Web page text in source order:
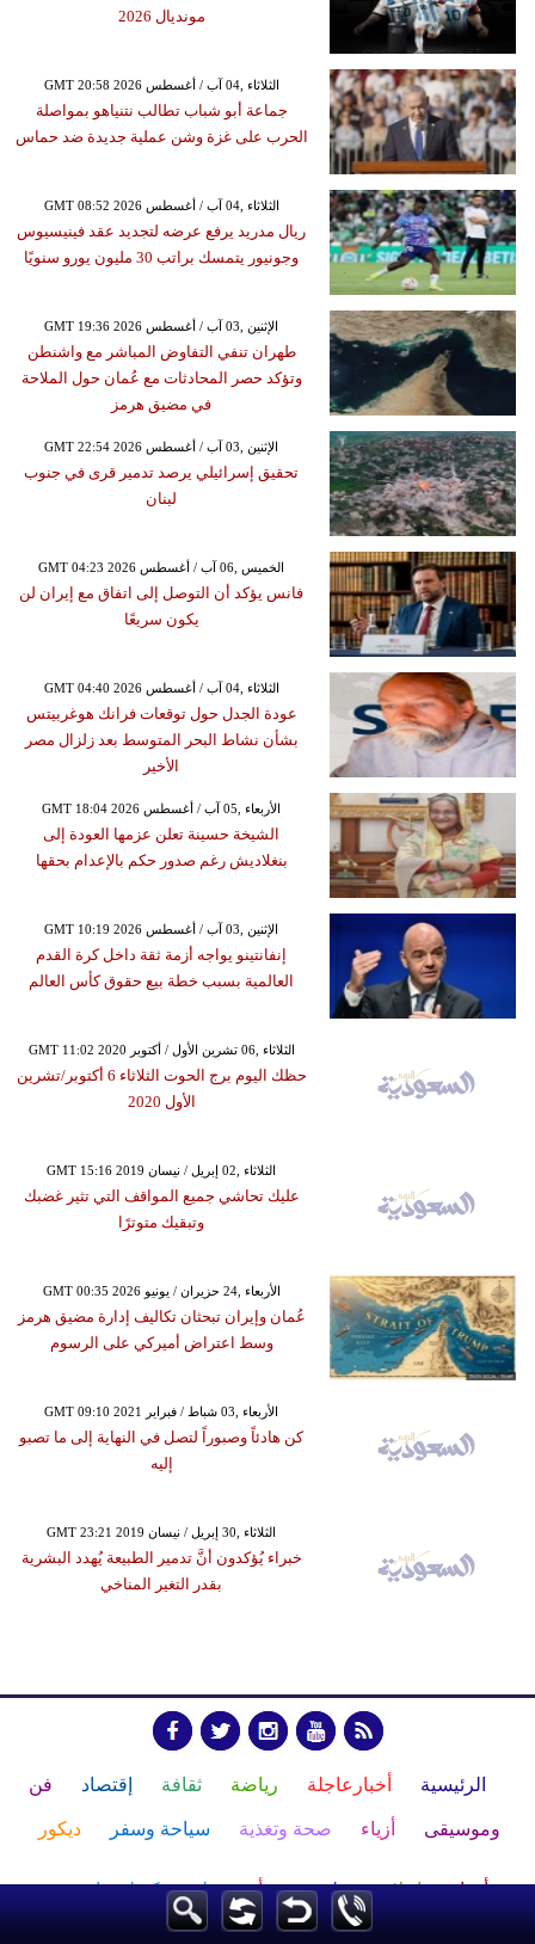
مونديال 2026
GMT 20:58 2026 الثلاثاء ,04 آب / أغسطس
جماعة أبو شباب تطالب نتنياهو بمواصلة
الحرب على غزة وشن عملية جديدة ضد حماس
GMT 08:52 2026 الثلاثاء ,04 آب / أغسطس
ريال مدريد يرفع عرضه لتجديد عقد فينيسيوس
وجونيور يتمسك براتب 30 مليون يورو سنويًا
GMT 19:36 2026 الإثنين ,03 آب / أغسطس
طهران تنفي التفاوض المباشر مع واشنطن
وتؤكد حصر المحادثات مع عُمان حول الملاحة
في مضيق هرمز
GMT 22:54 2026 الإثنين ,03 آب / أغسطس
تحقيق إسرائيلي يرصد تدمير قرى في جنوب
لبنان
GMT 04:23 2026 الخميس ,06 آب / أغسطس
فانس يؤكد أن التوصل إلى اتفاق مع إيران لن
يكون سريعًا
GMT 04:40 2026 الثلاثاء ,04 آب / أغسطس
عودة الجدل حول توقعات فرانك هوغربيتس
بشأن نشاط البحر المتوسط بعد زلزال مصر
الأخير
GMT 18:04 2026 الأربعاء ,05 آب / أغسطس
الشيخة حسينة تعلن عزمها العودة إلى
بنغلاديش رغم صدور حكم بالإعدام بحقها
GMT 10:19 2026 الإثنين ,03 آب / أغسطس
إنفانتينو يواجه أزمة ثقة داخل كرة القدم
العالمية بسبب خطة بيع حقوق كأس العالم
GMT 11:02 2020 الثلاثاء ,06 تشرين الأول / أكتوبر
حظك اليوم برج الحوت الثلاثاء 6 أكتوبر/تشرين
الأول 2020
GMT 15:16 2019 الثلاثاء ,02 إبريل / نيسان
عليك تحاشي جميع المواقف التي تثير غضبك
وتبقيك متوترًا
GMT 00:35 2026 الأربعاء ,24 حزيران / يونيو
عُمان وإيران تبحثان تكاليف إدارة مضيق هرمز
وسط اعتراض أميركي على الرسوم
GMT 09:10 2021 الأربعاء ,03 شباط / فبراير
كن هادئاً وصبوراً لتصل في النهاية إلى ما تصبو
إليه
GMT 23:21 2019 الثلاثاء ,30 إبريل / نيسان
خبراء يُؤكدون أنَّ تدمير الطبيعة يُهدد البشرية
بقدر التغير المناخي
الرئيسية أخبارعاجلة رياضة ثقافة إقتصاد فن
وموسيقى أزياء صحة وتغذية سياحة وسفر ديكور
أخبار إعلام تعليم مرأة علوم وتكنولوجيا بيئة
مدونات أبراج فيديو سيارات